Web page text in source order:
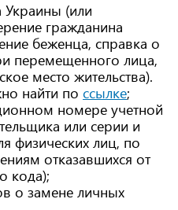
Украины (или
гражданина
беженца, справка о
перемещенного лица,
место жительства).
найти по ссылке;
номере учетной
или серии и
физических лиц, по
отказавшихся от
кода);
о замене личных